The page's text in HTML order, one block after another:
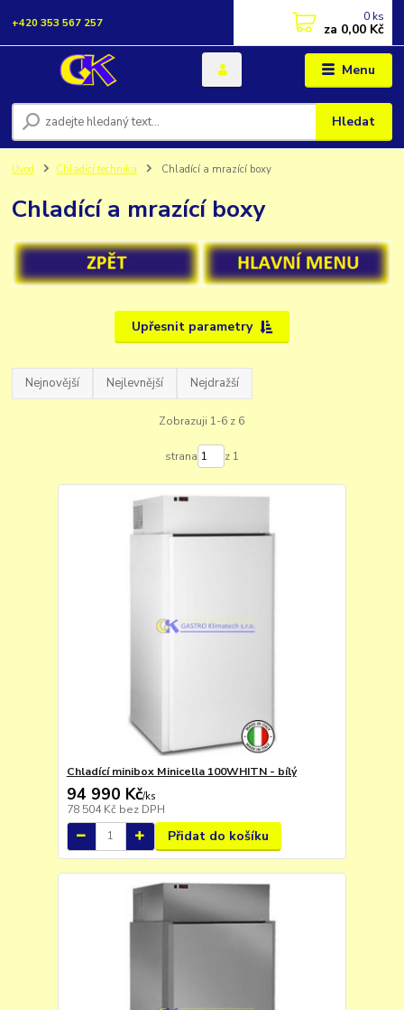
Menu
Hledat
+420 353 567 257 0 ks
za 0,00 Kč
Úvod Chladící technika Chladící a mrazící boxy
Chladící a mrazící boxy
Upřesnit parametry
Nejnovější Nejlevnější Nejdražší
Zobrazuji 1-6 z 6
strana z 1
Chladící minibox Minicella 100WHITN - bílý
94 990 Kč/ks
78 504 Kč bez DPH
Přidat do košíku